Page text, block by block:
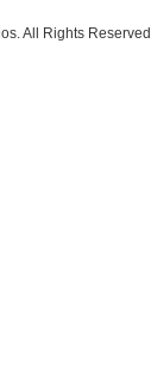
All Rights Reserved.